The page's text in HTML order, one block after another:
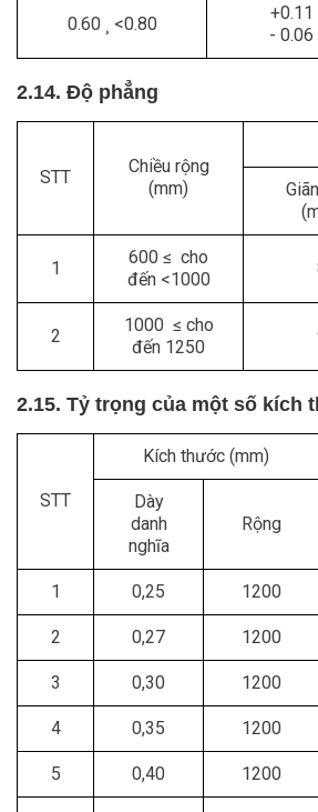
0.60 ¸ <0.80
+0.11
- 0.06
2.14. Độ phẳng
STT
Chiều rộng
(mm)
1
600 ≤ cho
đến <1000
2
1000 ≤ cho
đến 1250
2.15. Tỷ trọng của một số kích
STT
Kích thước (mm)
Dày
danh
nghĩa
Rộng
1 0,25 1200
2 0,27 1200
3 0,30 1200
4 0,35 1200
5 0,40 1200